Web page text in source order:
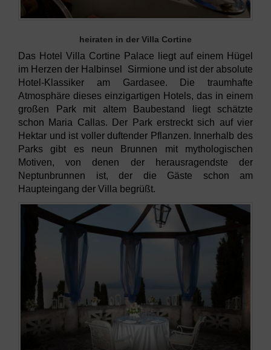
heiraten in der Villa Cortine
Das Hotel Villa Cortine Palace liegt auf einem Hügel
im Herzen der Halbinsel Sirmione und ist der absolute
Hotel-Klassiker am Gardasee. Die traumhafte
Atmosphäre dieses einzigartigen Hotels, das in einem
großen Park mit altem Baubestand liegt schätzte
schon Maria Callas. Der Park erstreckt sich auf vier
Hektar und ist voller duftender Pflanzen. Innerhalb des
Parks gibt es neun Brunnen mit mythologischen
Motiven, von denen der herausragendste der
Neptunbrunnen ist, der die Gäste schon am
Haupteingang der Villa begrüßt.